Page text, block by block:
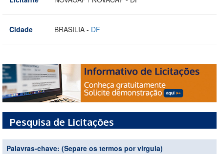
Cidade BRASILIA - DF
Pesquisa de Licitações
Palavras-chave: (Separe os termos por virgula)